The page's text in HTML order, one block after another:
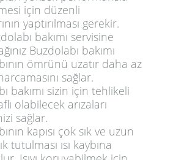
için düzenli
yaptırılması gerekir.
bakımı servisine
Buzdolabı bakımı
ömrünü uzatır daha az
sağlar.
bakımı sizin için tehlikeli
olabilecek arızaları
sağlar.
kapısı çok sık ve uzun
tutulması ısı kaybına